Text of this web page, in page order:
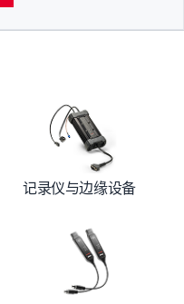
记录仪与边缘设备